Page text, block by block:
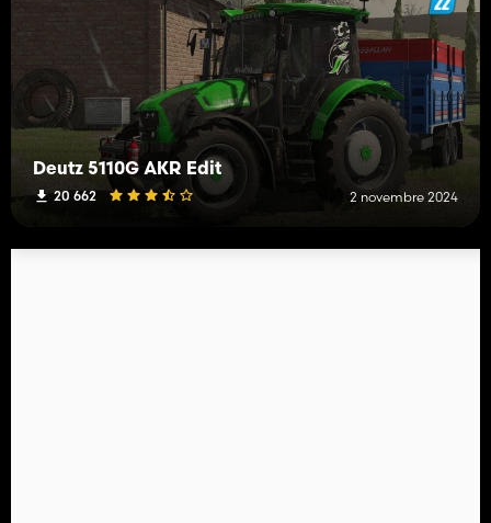
Deutz 5110G AKR Edit
20 662 2 novembre 2024